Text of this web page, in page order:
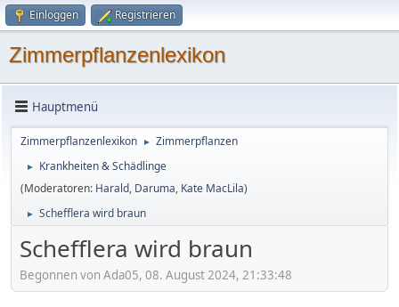
Einloggen Registrieren
Zimmerpflanzenlexikon
Hauptmenü
Zimmerpflanzenlexikon ► Zimmerpflanzen
►
Krankheiten & Schädlinge
(Moderatoren: Harald, Daruma, Kate MacLila)
► Schefflera wird braun
Schefflera wird braun
Begonnen von Ada05, 08. August 2024, 21:33:48